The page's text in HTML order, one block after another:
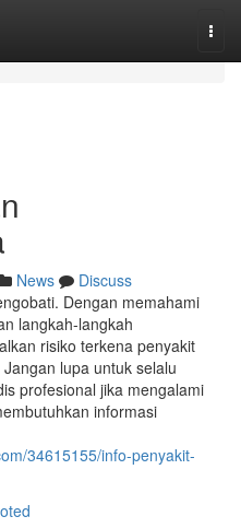
News
Discuss
Dengan memahami
langkah-langkah
risiko terkena penyakit
lupa untuk selalu
profesional jika mengalami
informasi
34615155/info-penyakit-